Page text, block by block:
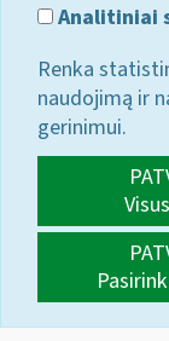
Analitiniai
Renka
naudojimą ir
gerinimui.